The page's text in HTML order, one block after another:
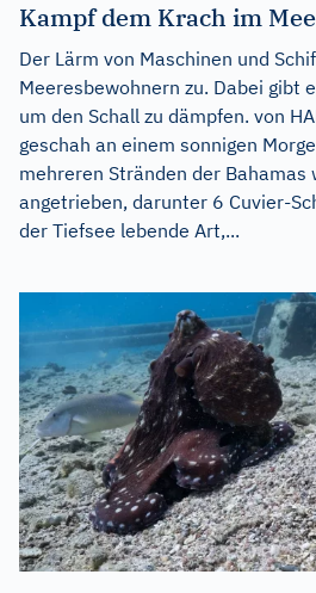
Kampf dem Krach im
Der Lärm von Maschinen und
Meeresbewohnern zu. Dabei gibt
um den Schall zu dämpfen. von
geschah an einem sonnigen
mehreren Stränden der Bahamas
angetrieben, darunter 6 Cuvier-
der Tiefsee lebende Art,...